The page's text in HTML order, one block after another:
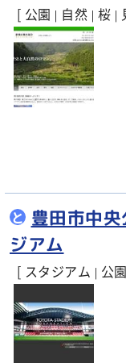
[ 公園 | 自然 | 桜 |
と 豊田市中
ジアム
[ スタジアム | 公